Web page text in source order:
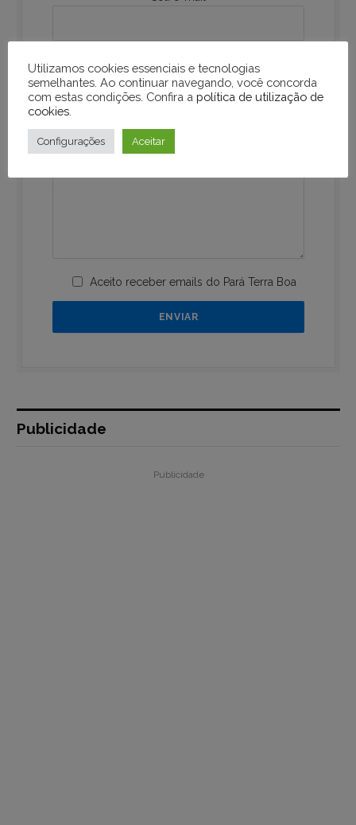
Aceito receber emails do Pará Terra Boa
Publicidade
Publicidade
Utilizamos cookies essenciais e tecnologias
semelhantes. Ao continuar navegando, você concorda
com estas condições. Confira a política de utilização de
cookies
Configurações Aceitar